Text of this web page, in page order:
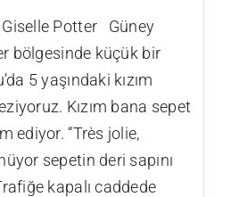
Giselle Potter Güney
bölgesinde küçük bir
5 yaşındaki kızım
Kızım bana sepet
ediyor. “Très jolie,
sepetin deri sapını
kapalı caddede